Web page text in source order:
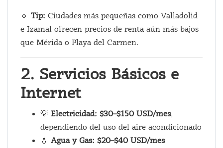
🔹 Tip: Ciudades más pequeñas como Valladolid
e Izamal ofrecen precios de renta aún más bajos
que Mérida o Playa del Carmen.
2. Servicios Básicos e
Internet
💡 Electricidad: $30–$150 USD/mes,
dependiendo del uso del aire acondicionado
💧 Agua y Gas: $20–$40 USD/mes